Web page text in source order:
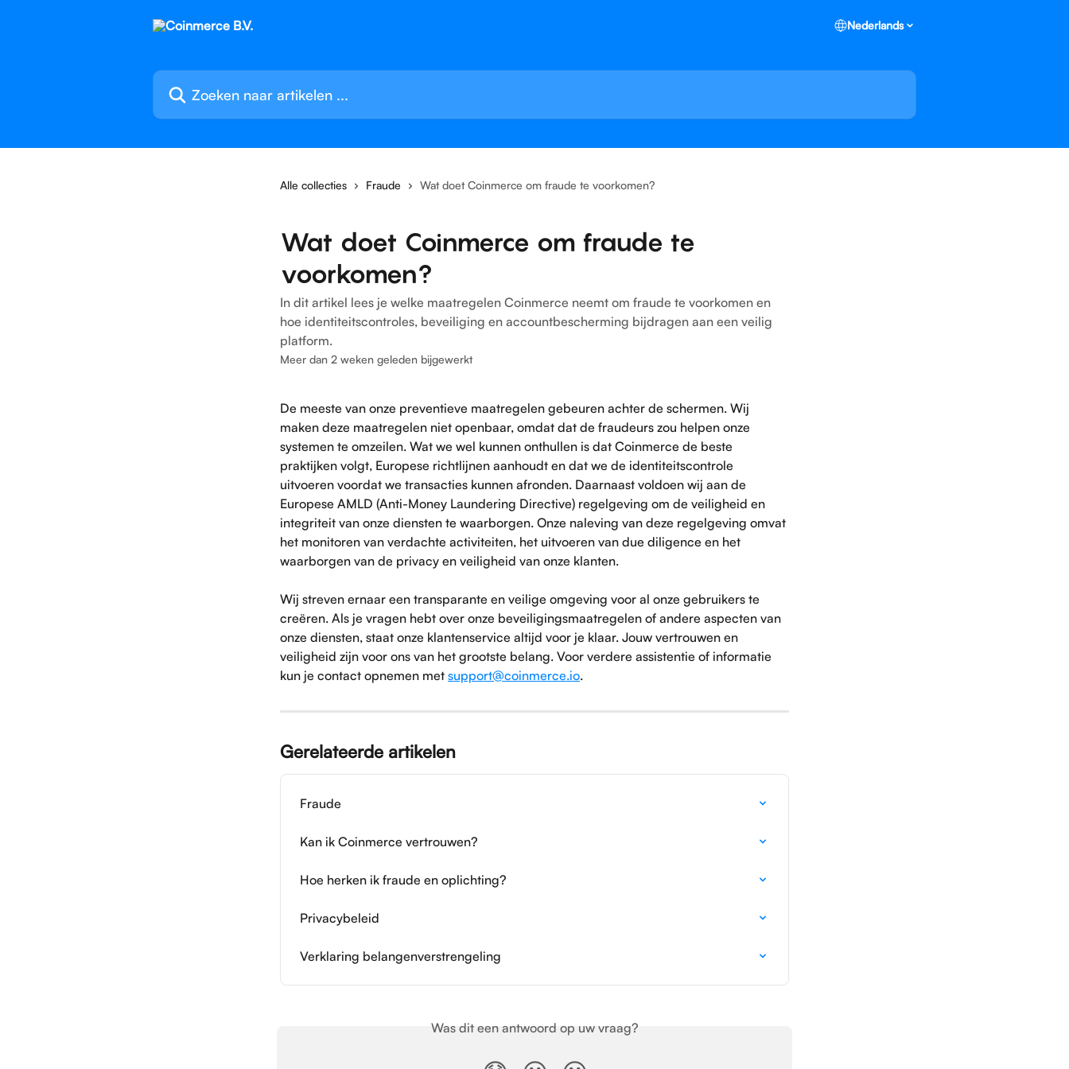
Nederlands
Zoeken naar artikelen ...
Alle collecties Fraude Wat doet Coinmerce om fraude te voorkomen?
Wat doet Coinmerce om fraude te
voorkomen?
In dit artikel lees je welke maatregelen Coinmerce neemt om fraude te voorkomen en
hoe identiteitscontroles, beveiliging en accountbescherming bijdragen aan een veilig
platform.
Meer dan 2 weken geleden bijgewerkt
De meeste van onze preventieve maatregelen gebeuren achter de schermen. Wij
maken deze maatregelen niet openbaar, omdat dat de fraudeurs zou helpen onze
systemen te omzeilen. Wat we wel kunnen onthullen is dat Coinmerce de beste
praktijken volgt, Europese richtlijnen aanhoudt en dat we de identiteitscontrole
uitvoeren voordat we transacties kunnen afronden. Daarnaast voldoen wij aan de
Europese AMLD (Anti-Money Laundering Directive) regelgeving om de veiligheid en
integriteit van onze diensten te waarborgen. Onze naleving van deze regelgeving omvat
het monitoren van verdachte activiteiten, het uitvoeren van due diligence en het
waarborgen van de privacy en veiligheid van onze klanten.
Wij streven ernaar een transparante en veilige omgeving voor al onze gebruikers te
creëren. Als je vragen hebt over onze beveiligingsmaatregelen of andere aspecten van
onze diensten, staat onze klantenservice altijd voor je klaar. Jouw vertrouwen en
veiligheid zijn voor ons van het grootste belang. Voor verdere assistentie of informatie
kun je contact opnemen met support@coinmerce.io.
Gerelateerde artikelen
Fraude
Kan ik Coinmerce vertrouwen?
Hoe herken ik fraude en oplichting?
Privacybeleid
Verklaring belangenverstrengeling
Was dit een antwoord op uw vraag?